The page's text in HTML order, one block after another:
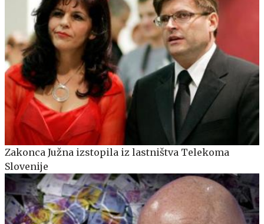
Zakonca Južna izstopila iz lastništva Telekoma
Slovenije